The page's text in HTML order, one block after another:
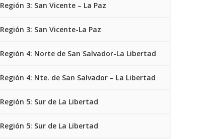
Región 3: San Vicente – La Paz
Región 3: San Vicente-La Paz
Región 4: Norte de San Salvador-La Libertad
Región 4: Nte. de San Salvador – La Libertad
Región 5: Sur de La Libertad
Región 5: Sur de La Libertad